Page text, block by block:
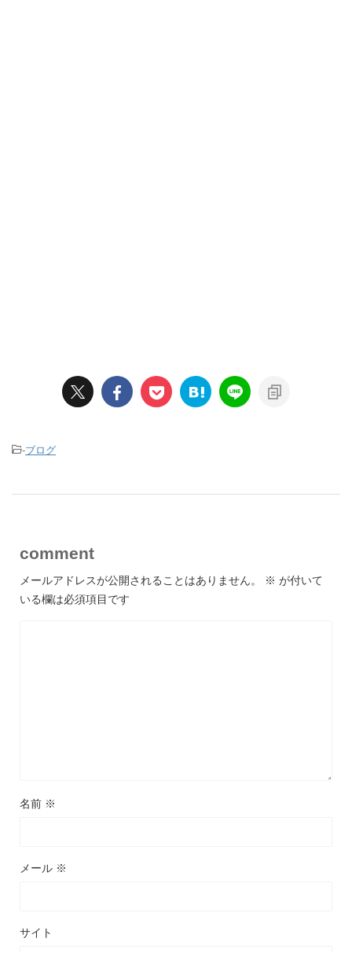
-ブログ
comment
メールアドレスが公開されることはありません。 ※ が付いて
いる欄は必須項目です
名前 ※
メール ※
サイト